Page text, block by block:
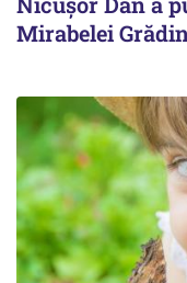
Mirabelei